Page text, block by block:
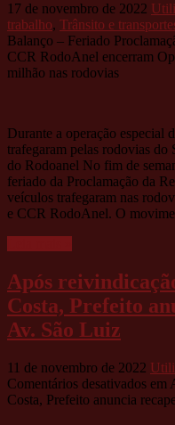
17 de novembro de 2022
trabalho, Trânsito e
Balanço – Feriado
CCR RodoAnel encerram
milhão nas rodovias
Durante a operação especial
trafegaram pelas rodovias do
do Rodoanel No fim de
feriado da Proclamação da
veículos trafegaram nas
e CCR RodoAnel. O
Após
Costa, Prefeito
Av. São Luiz
11 de novembro de 2022
Comentários desativados em
Costa, Prefeito anuncia